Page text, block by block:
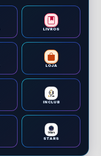
LIVROS
LOJA
INCLUB
STARS